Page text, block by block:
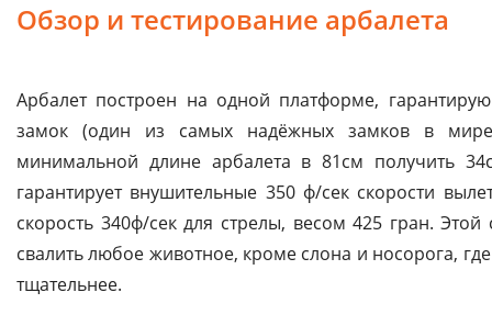
Обзор и тестирование арбалета
Арбалет построен на одной платформе,
замок (один из самых надёжных замков в
минимальной длине арбалета в 81см получить
гарантирует внушительные 350 ф/сек скорости
скорость 340ф/сек для стрелы, весом 425 гран.
свалить любое животное, кроме слона и носорога,
тщательнее.